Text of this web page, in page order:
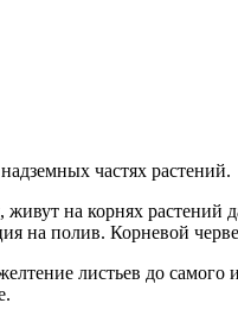
частях растений.
на корнях
на полив. Корневой
листьев до